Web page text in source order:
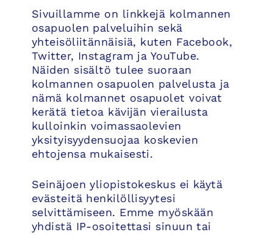
Sivuillamme on linkkejä kolmannen
osapuolen palveluihin sekä
yhteisöliitännäisiä, kuten Facebook,
Twitter, Instagram ja YouTube.
Näiden sisältö tulee suoraan
kolmannen osapuolen palvelusta ja
nämä kolmannet osapuolet voivat
kerätä tietoa kävijän vierailusta
kulloinkin voimassaolevien
yksityisyydensuojaa koskevien
ehtojensa mukaisesti.
Seinäjoen yliopistokeskus ei käytä
evästeitä henkilöllisyytesi
selvittämiseen. Emme myöskään
yhdistä IP-osoitettasi sinuun tai